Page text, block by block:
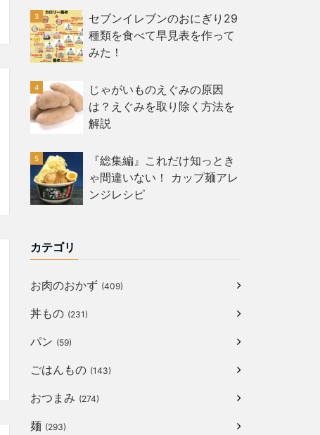
セブンイレブンのおにぎり29
種類を食べて早見表を作って
みた！
じゃがいものえぐみの原因
は？えぐみを取り除く方法を
解説
『総集編』これだけ知っとき
ゃ間違いない！ カップ麺アレ
ンジレシピ
カテゴリ
お肉のおかず (409)
丼もの (231)
パン (59)
ごはんもの (143)
おつまみ (274)
麺 (293)